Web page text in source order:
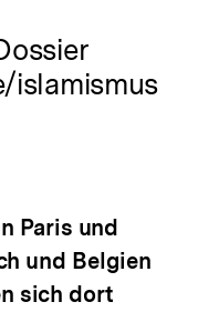
islamismus
Paris und
und Belgien
sich dort